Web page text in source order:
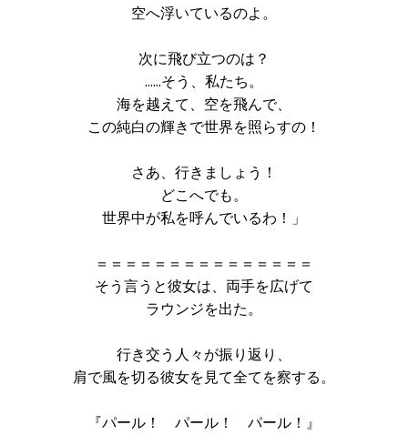
空へ浮いているのよ。
次に飛び立つのは？
……そう、私たち。
海を越えて、空を飛んで、
この純白の輝きで世界を照らすの！
さあ、行きましょう！
どこへでも。
世界中が私を呼んでいるわ！」
＝＝＝＝＝＝＝＝＝＝＝＝＝＝＝
そう言うと彼女は、両手を広げて
ラウンジを出た。
行き交う人々が振り返り、
肩で風を切る彼女を見て全てを察する。
『パール！ パール！ パール！』